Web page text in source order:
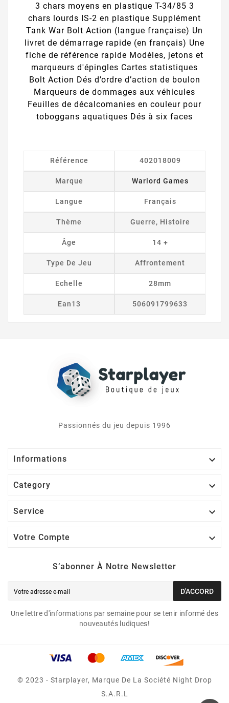
3 chars moyens en plastique T-34/85 3
chars lourds IS-2 en plastique Supplément
Tank War Bolt Action (langue française) Un
livret de démarrage rapide (en français) Une
fiche de référence rapide Modèles, jetons et
marqueurs d'épingles Cartes statistiques
Bolt Action Dés d’ordre d’action de boulon
Marqueurs de dommages aux véhicules
Feuilles de décalcomanies en couleur pour
toboggans aquatiques Dés à six faces
Référence 402018009
Marque Warlord Games
Langue Français
Thème Guerre, Histoire
Âge 14 +
Type De Jeu Affrontement
Echelle 28mm
Ean13 506091799633
Passionnés du jeu depuis 1996
Informations 
Category 
Service 
Votre Compte 
S’abonner À Notre Newsletter
D'ACCORD
Une lettre d'informations par semaine pour se tenir informé des
nouveautés ludiques!
© 2023 - Starplayer, Marque De La Société Night Drop
S.A.R.L